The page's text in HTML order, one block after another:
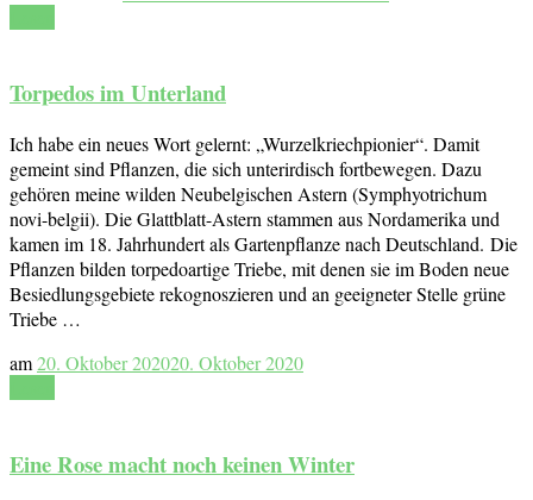
Torpedos im Unterland
Ich habe ein neues Wort gelernt: „Wurzelkriechpionier“. Damit
gemeint sind Pflanzen, die sich unterirdisch fortbewegen. Dazu
gehören meine wilden Neubelgischen Astern (Symphyotrichum
novi-belgii). Die Glattblatt-Astern stammen aus Nordamerika und
kamen im 18. Jahrhundert als Gartenpflanze nach Deutschland. Die
Pflanzen bilden torpedoartige Triebe, mit denen sie im Boden neue
Besiedlungsgebiete rekognoszieren und an geeigneter Stelle grüne
Triebe …
am20. Oktober 202020. Oktober 2020
Eine Rose macht noch keinen Winter